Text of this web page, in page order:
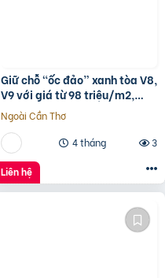
Giữ chỗ “ốc đảo” xanh tòa V8,
V9 với giá từ 98 triệu/m2,
hưởng 1% chiết khấu booking
sớm tại
Ngoài Cần Thơ
4 tháng
3
Liên hệ